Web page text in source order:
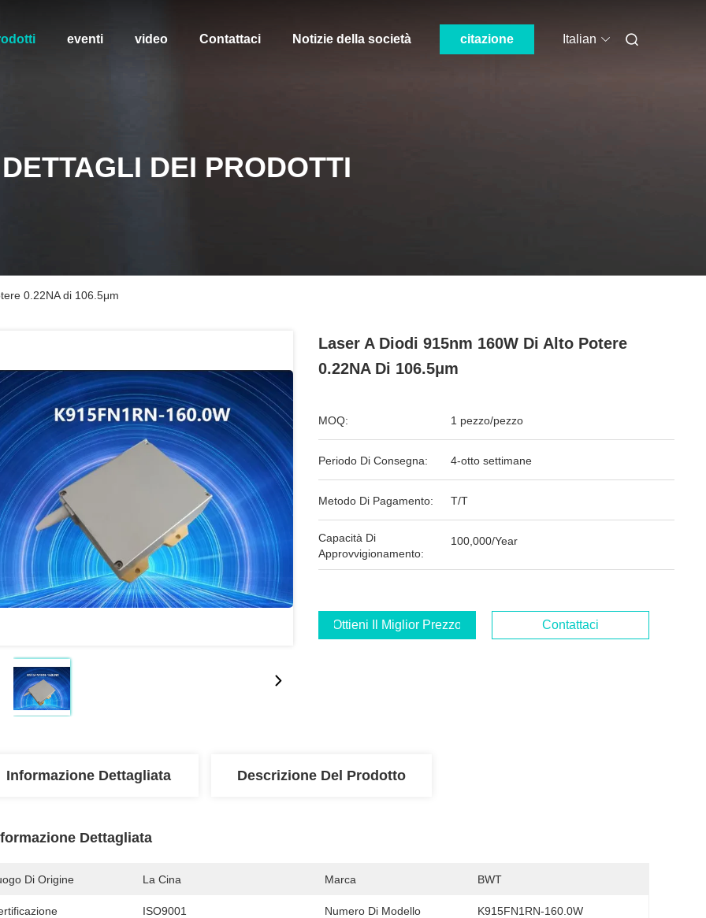
eventi video Contattaci Notizie della società citazione Italian
DETTAGLI DEI PRODOTTI
0.22NA di 106.5μm
Laser A Diodi 915nm 160W Di Alto Potere
0.22NA Di 106.5μm
MOQ: 1 pezzo/pezzo
Periodo Di Consegna: 4-otto settimane
Metodo Di Pagamento: T/T
Capacità Di
Approvvigionamento:
100,000/Year
Ottieni Il Miglior Prezzo Contattaci
Informazione Dettagliata Descrizione Del Prodotto
Dettagliata
Di Origine La Cina Marca BWT
ISO9001 Numero Di Modello K915FN1RN-160.0W